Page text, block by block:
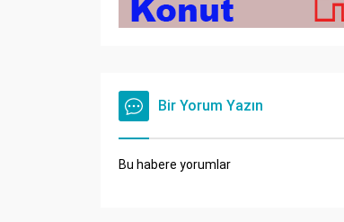
Bir Yorum Yazın
Bu habere yorumlar